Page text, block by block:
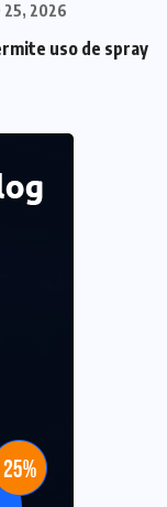
25, 2026
uso de spray